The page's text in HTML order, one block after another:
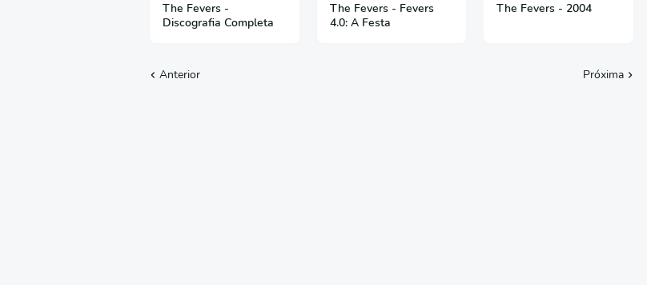
The Fevers -
Discografia Completa
The Fevers - Fevers
4.0: A Festa
The Fevers - 2004
Anterior Próxima